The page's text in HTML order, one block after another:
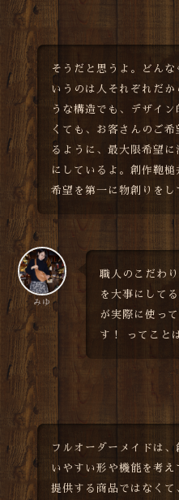
そうだと思うよ。どん
いうのは人それぞれだ
うな構造でも、デザイン
くても、お客さんのご希
るように、最大限希望に
にしているよ。創作鞄槌
希望を第一に物創りをし
みゆ
職人のこだわ
を大事にして
が実際に使っ
す！ ってこと
フルオーダーメイドは、
いやすい形や機能を考え
提供する商品ではなくて